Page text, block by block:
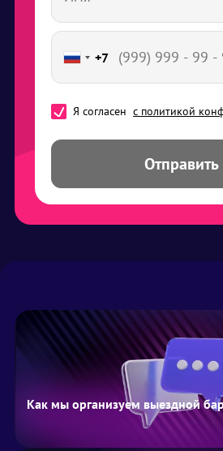
+7
Я согласен с политикой
Отправить
Как мы организуем выездной